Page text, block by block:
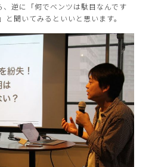
逆に「何でベンツは駄目なんです
聞いてみるといいと思います。